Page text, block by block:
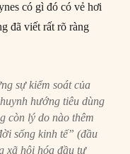
có gì đó có vẻ hơi
đã viết rất rõ ràng
sự kiểm soát của
hướng tiêu dùng
còn lý do nào thêm
sống kinh tế” (đầu
xã hội hóa đầu tư